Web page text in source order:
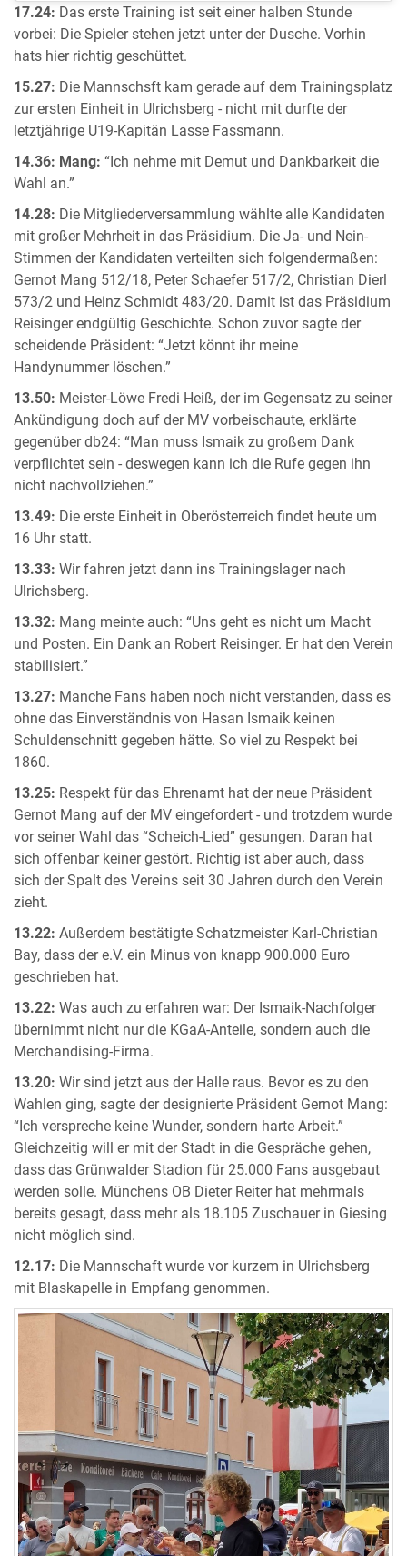
17.24: Das erste Training ist seit einer halben Stunde
vorbei: Die Spieler stehen jetzt unter der Dusche. Vorhin
hats hier richtig geschüttet.
15.27: Die Mannschsft kam gerade auf dem Trainingsplatz
zur ersten Einheit in Ulrichsberg - nicht mit durfte der
letztjährige U19-Kapitän Lasse Fassmann.
14.36: Mang: “Ich nehme mit Demut und Dankbarkeit die
Wahl an.”
14.28: Die Mitgliederversammlung wählte alle Kandidaten
mit großer Mehrheit in das Präsidium. Die Ja- und Nein-
Stimmen der Kandidaten verteilten sich folgendermaßen:
Gernot Mang 512/18, Peter Schaefer 517/2, Christian Dierl
573/2 und Heinz Schmidt 483/20. Damit ist das Präsidium
Reisinger endgültig Geschichte. Schon zuvor sagte der
scheidende Präsident: “Jetzt könnt ihr meine
Handynummer löschen.”
13.50: Meister-Löwe Fredi Heiß, der im Gegensatz zu seiner
Ankündigung doch auf der MV vorbeischaute, erklärte
gegenüber db24: “Man muss Ismaik zu großem Dank
verpflichtet sein - deswegen kann ich die Rufe gegen ihn
nicht nachvollziehen.”
13.49: Die erste Einheit in Oberösterreich findet heute um
16 Uhr statt.
13.33: Wir fahren jetzt dann ins Trainingslager nach
Ulrichsberg.
13.32: Mang meinte auch: “Uns geht es nicht um Macht
und Posten. Ein Dank an Robert Reisinger. Er hat den Verein
stabilisiert.”
13.27: Manche Fans haben noch nicht verstanden, dass es
ohne das Einverständnis von Hasan Ismaik keinen
Schuldenschnitt gegeben hätte. So viel zu Respekt bei
1860.
13.25: Respekt für das Ehrenamt hat der neue Präsident
Gernot Mang auf der MV eingefordert - und trotzdem wurde
vor seiner Wahl das “Scheich-Lied” gesungen. Daran hat
sich offenbar keiner gestört. Richtig ist aber auch, dass
sich der Spalt des Vereins seit 30 Jahren durch den Verein
zieht.
13.22: Außerdem bestätigte Schatzmeister Karl-Christian
Bay, dass der e.V. ein Minus von knapp 900.000 Euro
geschrieben hat.
13.22: Was auch zu erfahren war: Der Ismaik-Nachfolger
übernimmt nicht nur die KGaA-Anteile, sondern auch die
Merchandising-Firma.
13.20: Wir sind jetzt aus der Halle raus. Bevor es zu den
Wahlen ging, sagte der designierte Präsident Gernot Mang:
“Ich verspreche keine Wunder, sondern harte Arbeit.”
Gleichzeitig will er mit der Stadt in die Gespräche gehen,
dass das Grünwalder Stadion für 25.000 Fans ausgebaut
werden solle. Münchens OB Dieter Reiter hat mehrmals
bereits gesagt, dass mehr als 18.105 Zuschauer in Giesing
nicht möglich sind.
12.17: Die Mannschaft wurde vor kurzem in Ulrichsberg
mit Blaskapelle in Empfang genommen.